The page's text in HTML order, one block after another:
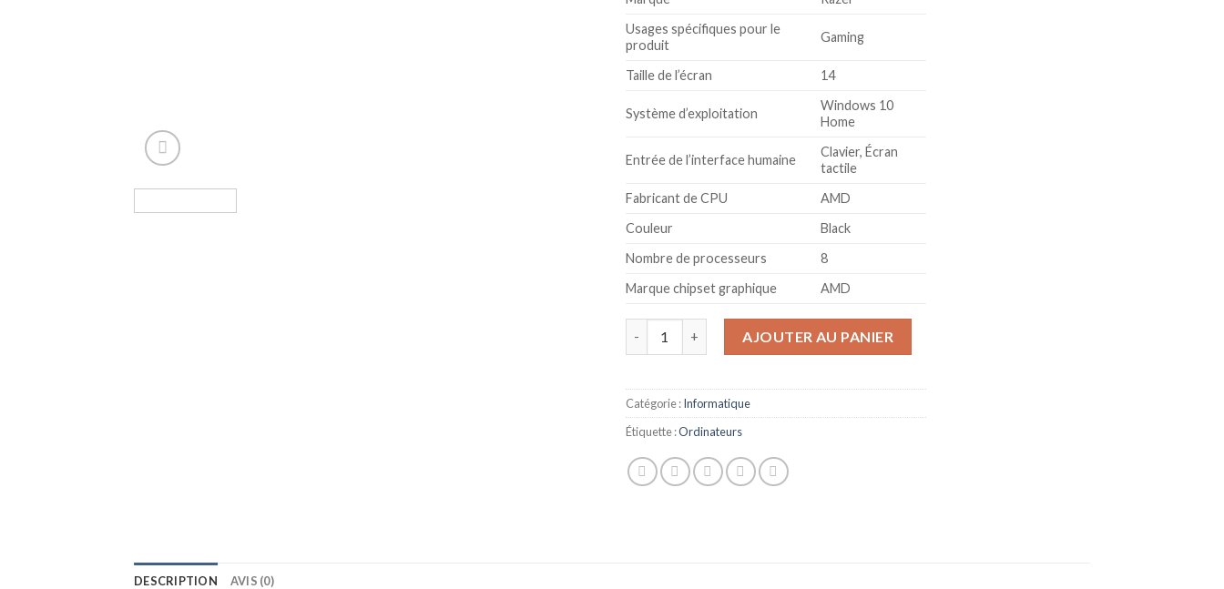
Usages spécifiques pour le
produit
Gaming
Taille de l’écran 14
Système d’exploitation
Windows 10
Home
Entrée de l’interface humaine
Clavier, Écran
tactile
Fabricant de CPU
AMD
Couleur
Black
Nombre de processeurs
8
Marque chipset graphique
AMD
AJOUTER AU PANIER
Catégorie :Informatique
Étiquette :Ordinateurs
DESCRIPTION AVIS (0)